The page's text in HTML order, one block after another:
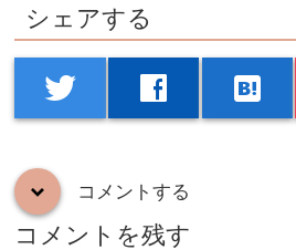
シェアする
twitter facebook hatenabookmark
down コメントする
コメントを残す